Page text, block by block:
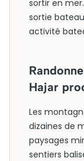
sortir en
sortie
activité
Hajar
Les
dizaines de
paysages
sentiers